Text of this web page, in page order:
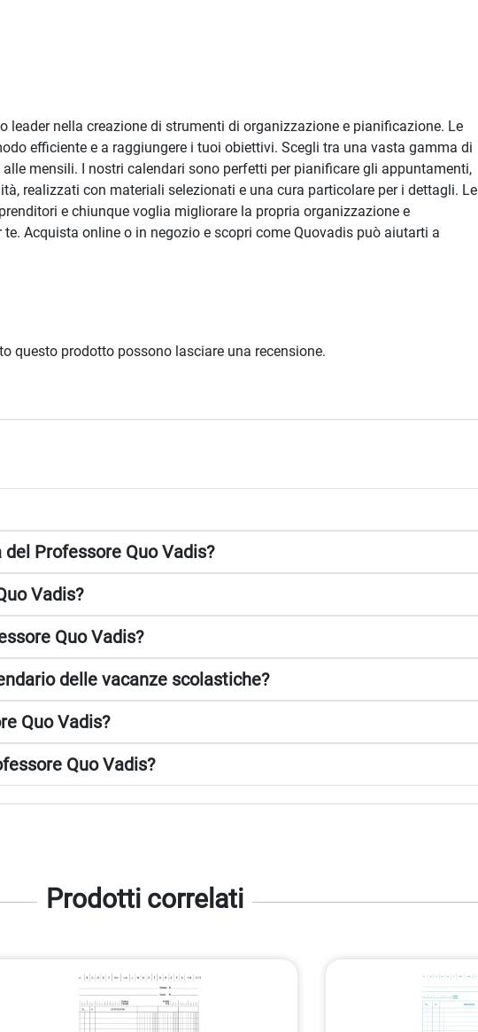
nella creazione di strumenti di organizzazione e pianificazione. Le
efficiente e a raggiungere i tuoi obiettivi. Scegli tra una vasta gamma di
mensili. I nostri calendari sono perfetti per pianificare gli appuntamenti,
realizzati con materiali selezionati e una cura particolare per i dettagli. Le
e chiunque voglia migliorare la propria organizzazione e
Acquista online o in negozio e scopri come Quovadis può aiutarti a
questo prodotto possono lasciare una recensione.
Professore Quo Vadis?
Vadis?
Quo Vadis?
delle vacanze scolastiche?
Quo Vadis?
Quo Vadis?
Prodotti correlati